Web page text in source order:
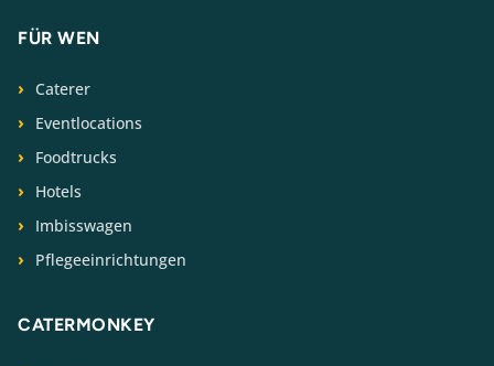
FÜR WEN
Caterer
Eventlocations
Foodtrucks
Hotels
Imbisswagen
Pflegeeinrichtungen
CATERMONKEY